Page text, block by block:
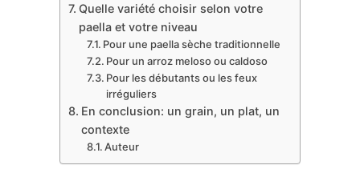
Quelle variété choisir selon votre
paella et votre niveau
Pour une paella sèche traditionnelle
Pour un arroz meloso ou caldoso
Pour les débutants ou les feux
irréguliers
En conclusion: un grain, un plat, un
contexte
Auteur